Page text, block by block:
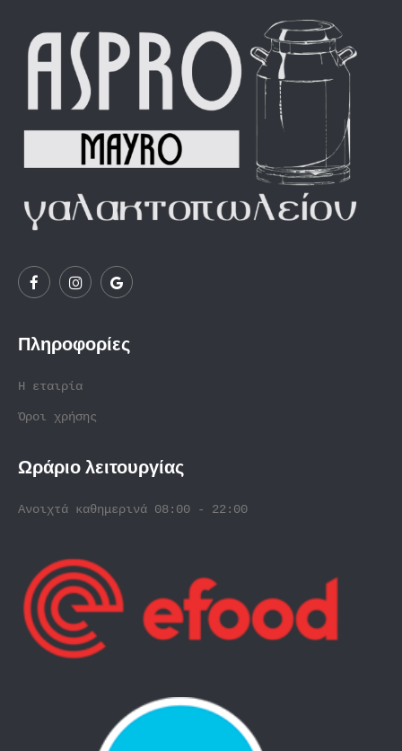
Πληροφορίες
Η εταιρία
Όροι χρήσης
Ωράριο λειτουργίας
Ανοιχτά καθημερινά 08:00 - 22:00